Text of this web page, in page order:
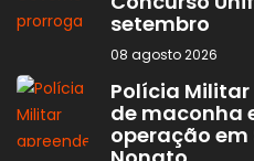
setembro
08 agosto 2026
Polícia
de maconha
operação em